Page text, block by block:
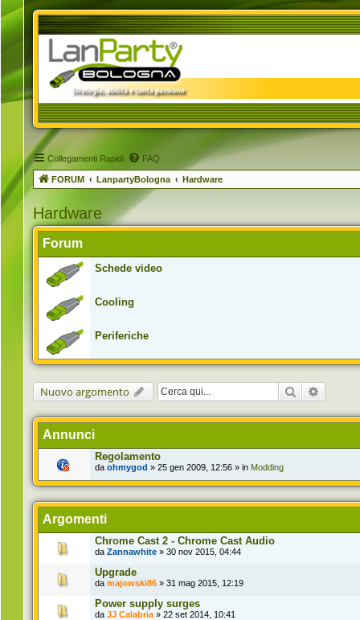
Collegamenti Rapidi FAQ
FORUM LanpartyBologna Hardware
Hardware
Forum
Schede video
Cooling
Periferiche
Nuovo argomento Cerca
Annunci
Regolamento
da ohmygod » 25 gen 2009, 12:56 » in Modding
Argomenti
Chrome Cast 2 - Chrome Cast Audio
da Zannawhite » 30 nov 2015, 04:44
Upgrade
da majowski86 » 31 mag 2015, 12:19
Power supply surges
da JJ Calabria » 22 set 2014, 10:41